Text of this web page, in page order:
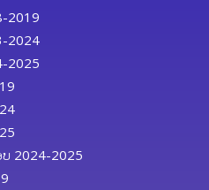
2019
2024
2025
ບ 2024-2025